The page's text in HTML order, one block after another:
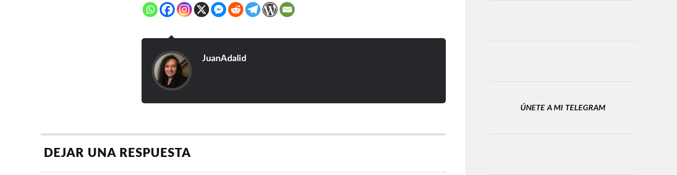
JuanAdalid
DEJAR UNA RESPUESTA
ÚNETE A MI TELEGRAM